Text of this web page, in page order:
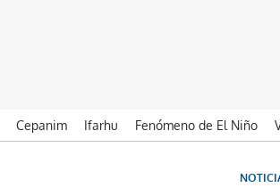
Cepanim Ifarhu Fenómeno de El Niño